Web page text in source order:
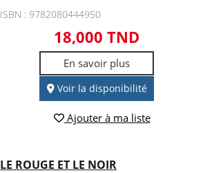
ISBN : 9782080444950
18,000 TND
En savoir plus
Voir la disponibilité
Ajouter à ma liste
LE ROUGE ET LE NOIR